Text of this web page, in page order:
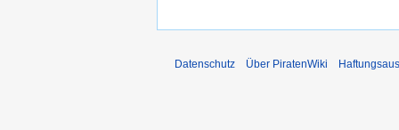
Datenschutz Über PiratenWiki